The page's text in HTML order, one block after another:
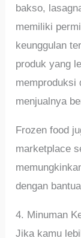
bakso,
memiliki
keunggulan
produk yang
memproduksi
menjualnya
Frozen food
marketplace
dengan
4. Minuman
Jika kamu